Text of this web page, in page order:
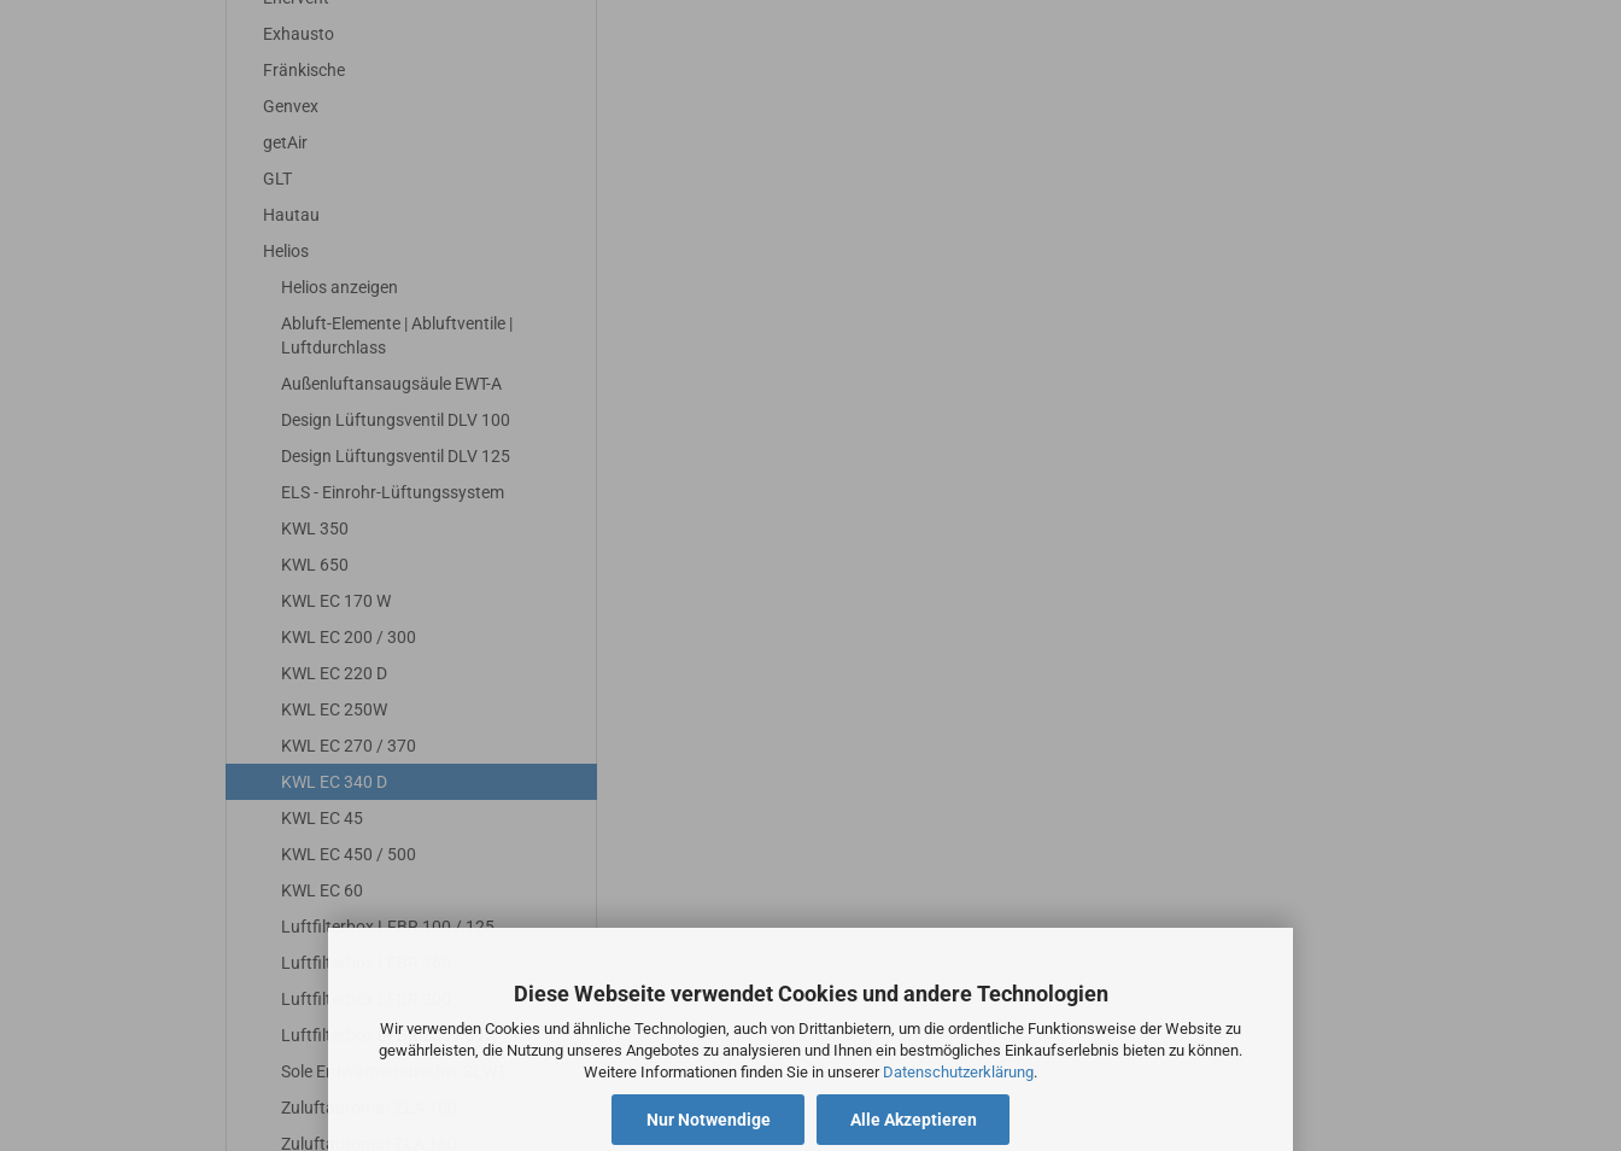
Diese Webseite verwendet Cookies und andere Technologien
Wir verwenden Cookies und ähnliche Technologien, auch von Drittanbietern, um die ordentliche Funktionsweise der Website zu
gewährleisten, die Nutzung unseres Angebotes zu analysieren und Ihnen ein bestmögliches Einkaufserlebnis bieten zu können.
Weitere Informationen finden Sie in unserer Datenschutzerklärung.
Alle Akzeptieren
Nur Notwendige
Exhausto
Fränkische
Genvex
getAir
GLT
Hautau
Helios
Helios anzeigen
Abluft-Elemente | Abluftventile |
Luftdurchlass
Außenluftansaugsäule EWT-A
Design Lüftungsventil DLV 100
Design Lüftungsventil DLV 125
ELS - Einrohr-Lüftungssystem
KWL 350
KWL 650
KWL EC 170 W
KWL EC 200 / 300
KWL EC 220 D
KWL EC 250W
KWL EC 270 / 370
KWL EC 340 D
KWL EC 45
KWL EC 450 / 500
KWL EC 60
Luftfilterbox LFBR 100 / 125
Luftfilterbox LFBR 160
Luftfilterbox LFBR 200
Luftfilterbox LFBR 250 / 315
Sole Erdwärmetauscher SEWT
Zuluftautomat ZLA 100
Zuluftautomat ZLA 160